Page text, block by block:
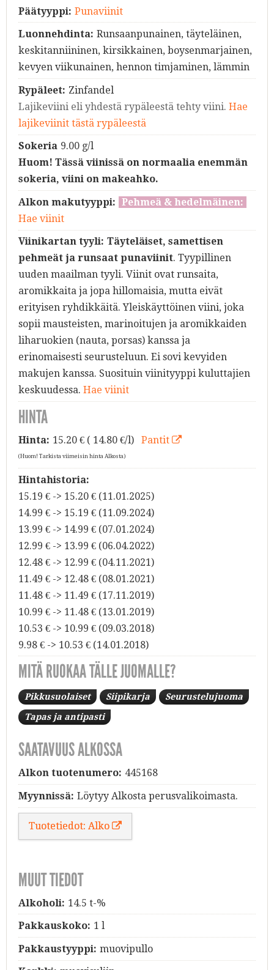
Päätyyppi: Punaviinit
Luonnehdinta: Runsaanpunainen, täyteläinen,
keskitanniininen, kirsikkainen, boysenmarjainen,
kevyen viikunainen, hennon timjaminen, lämmin
Rypäleet: Zinfandel
Lajikeviini eli yhdestä rypäleestä tehty viini. Hae
lajikeviinit tästä rypäleestä
Sokeria 9.00 g/l
Huom! Tässä viinissä on normaalia enemmän
sokeria, viini on makeahko.
Alkon makutyyppi: Pehmeä & hedelmäinen:
Hae viinit
Viinikartan tyyli: Täyteläiset, samettisen
pehmeät ja runsaat punaviinit. Tyypillinen
uuden maailman tyyli. Viinit ovat runsaita,
aromikkaita ja jopa hillomaisia, mutta eivät
erityisen ryhdikkäitä. Yleiskäyttöinen viini, joka
sopii mausteisten, marinoitujen ja aromikkaiden
liharuokien (nauta, porsas) kanssa ja
erinomaisesti seurusteluun. Ei sovi kevyiden
makujen kanssa. Suosituin viinityyppi kuluttajien
keskuudessa. Hae viinit
HINTA
Hinta: 15.20€ ( 14.80 €/l) Pantit
(Huom! Tarkista viimeisin hinta Alkosta)
Hintahistoria:
15.19 € -> 15.20 € (11.01.2025)
14.99 € -> 15.19 € (11.09.2024)
13.99 € -> 14.99 € (07.01.2024)
12.99 € -> 13.99 € (06.04.2022)
12.48 € -> 12.99 € (04.11.2021)
11.49 € -> 12.48 € (08.01.2021)
11.48 € -> 11.49 € (17.11.2019)
10.99 € -> 11.48 € (13.01.2019)
10.53 € -> 10.99 € (09.03.2018)
9.98 € -> 10.53 € (14.01.2018)
MITÄ RUOKAA TÄLLE JUOMALLE?
Pikkusuolaiset Siipikarja Seurustelujuoma
Tapas ja antipasti
SAATAVUUS ALKOSSA
Alkon tuotenumero: 445168
Myynnissä: Löytyy Alkosta perusvalikoimasta.
Tuotetiedot: Alko
MUUT TIEDOT
Alkoholi: 14.5 t-%
Pakkauskoko: 1 l
Pakkaustyyppi: muovipullo